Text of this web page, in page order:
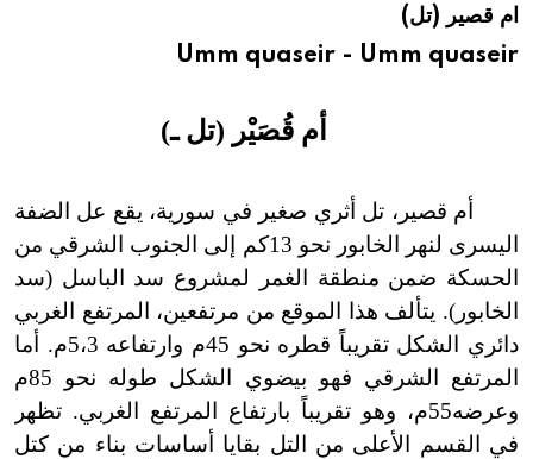
هيئة الموسوعة العربية تطلق موسوعات جديدة في عام 2026ام قصير (تل)
Umm quaseir - Umm quaseir
أم قُصَيْر (تل ـ)
أم قصير، تل أثري صغير في سورية، يقع عل الضفة
اليسرى لنهر الخابور نحو 13كم إلى الجنوب الشرقي من
الحسكة ضمن منطقة الغمر لمشروع سد الباسل (سد
الخابور). يتألف هذا الموقع من مرتفعين، المرتفع الغربي
دائري الشكل تقريباً قطره نحو 45م وارتفاعه 5،3م. أما
المرتفع الشرقي فهو بيضوي الشكل طوله نحو 85م
وعرضه55م، وهو تقريباً بارتفاع المرتفع الغربي. تظهر
في القسم الأعلى من التل بقايا أساسات بناء من كتل